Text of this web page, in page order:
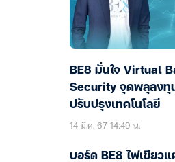
BE8 มั่นใจ Virtual
Security จุดพลุลงทุ
ปรับปรุงเทคโนโลยี
14 มี.ค. 67 14:49 น.
บอร์ด BE8 ไฟเขียว